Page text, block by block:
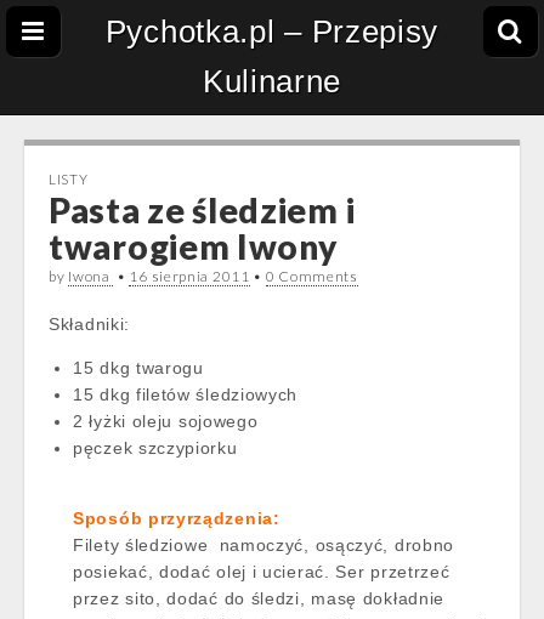
Pychotka.pl – Przepisy
Kulinarne
LISTY
Pasta ze śledziem i
twarogiem Iwony
by Iwona • 16 sierpnia 2011 • 0 Comments
Składniki:
15 dkg twarogu
15 dkg filetów śledziowych
2 łyżki oleju sojowego
pęczek szczypiorku
Sposób przyrządzenia:
Filety śledziowe namoczyć, osączyć, drobno
posiekać, dodać olej i ucierać. Ser przetrzeć
przez sito, dodać do śledzi, masę dokładnie